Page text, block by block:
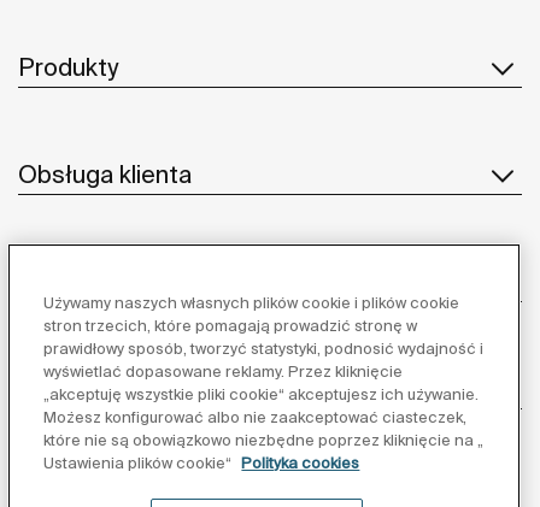
Produkty
Obsługa klienta
Inspiracja
Obserwuj nas:
Używamy naszych własnych plików cookie i plików cookie
stron trzecich, które pomagają prowadzić stronę w
prawidłowy sposób, tworzyć statystyki, podnosić wydajność i
wyświetlać dopasowane reklamy. Przez kliknięcie
„akceptuję wszystkie pliki cookie“ akceptujesz ich używanie.
Możesz konfigurować albo nie zaakceptować ciasteczek,
które nie są obowiązkowo niezbędne poprzez kliknięcie na „
Ustawienia plików cookie“
Polityka cookies